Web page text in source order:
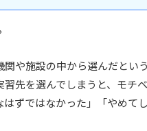
や施設の中から選んだとい
先を選んでしまうと、モチ
ずではなかった」「やめて